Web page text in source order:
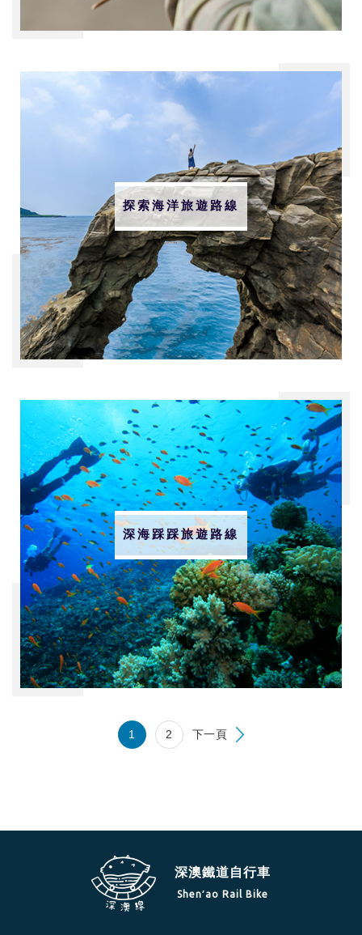
探索海洋旅遊路線
深海踩踩旅遊路線
1 2 下一頁
深澳鐵道自行車
Shen′ao Rail Bike